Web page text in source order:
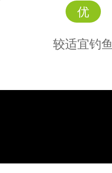
优
较适宜钓鱼